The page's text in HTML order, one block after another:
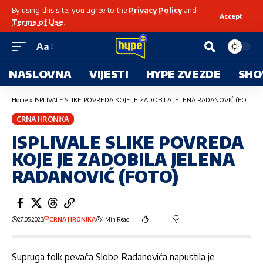
By using this site, you agree to the Privacy Policyand
Terms of Use
Accept
Aa
NASLOVNA VIJESTI HYPE ZVEZDE
Home » ISPLIVALE SLIKE POVREDA KOJE JE ZADOBILA JELENA RADANOVIĆ (FOTO)
CRNA HRONIKA
ISPLIVALE SLIKE POVREDA
KOJE JE ZADOBILA JELENA
RADANOVIĆ (FOTO)
27.05.2023 CRNA HRONIKA 1 Min Read
Supruga folk pevača Slobe Radanovića napustila je